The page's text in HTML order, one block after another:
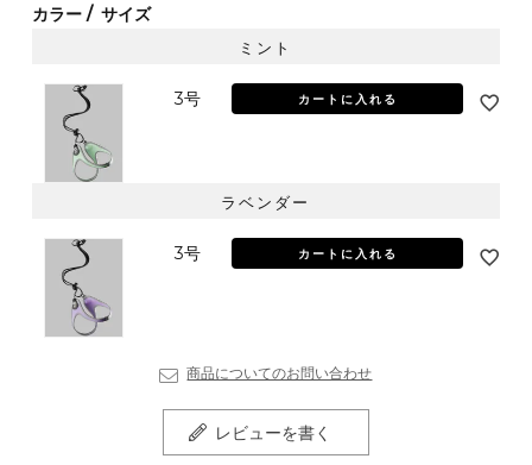
カラー サイズ
ミント
3号 カートに入れる
ラベンダー
3号 カートに入れる
商品についてのお問い合わせ
レビューを書く